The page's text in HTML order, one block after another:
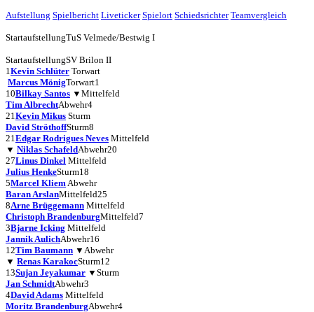
Aufstellung Spielbericht Liveticker Spielort Schiedsrichter Teamvergleich
StartaufstellungTuS Velmede/Bestwig I
StartaufstellungSV Brilon II
1Kevin Schlüter Torwart
Marcus MönigTorwart1
10Bilkay Santos ▼ Mittelfeld
Tim AlbrechtAbwehr4
21Kevin Mikus Sturm
David StröthoffSturm8
21Edgar Rodrigues Neves Mittelfeld
▼ Niklas SchafeldAbwehr20
27Linus Dinkel Mittelfeld
Julius HenkeSturm18
5Marcel KliemAbwehr
Baran ArslanMittelfeld25
8Arne Brüggemann Mittelfeld
Christoph BrandenburgMittelfeld7
3Bjarne Icking Mittelfeld
Jannik AulichAbwehr16
12Tim Baumann ▼ Abwehr
▼ Renas KarakocSturm12
13Sujan Jeyakumar ▼ Sturm
Jan SchmidtAbwehr3
4David Adams Mittelfeld
Moritz BrandenburgAbwehr4